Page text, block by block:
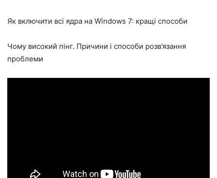
Як включити всі ядра на Windows 7: кращі способи
Чому високий пінг. Причини і способи розв’язання
проблеми